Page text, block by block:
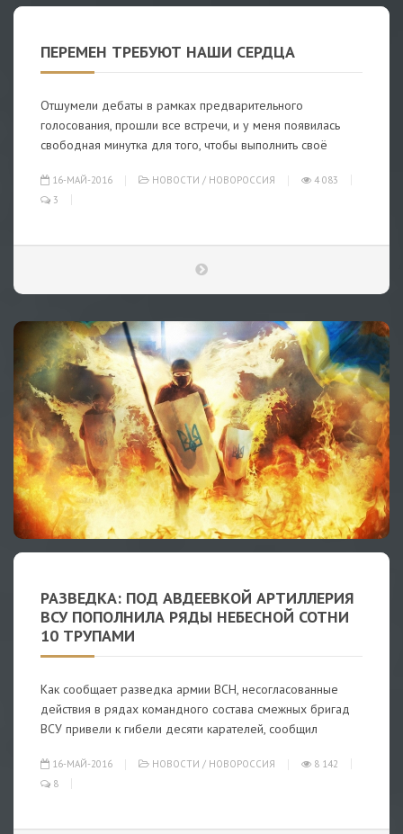
ПЕРЕМЕН ТРЕБУЮТ НАШИ СЕРДЦА
Отшумели дебаты в рамках предварительного
голосования, прошли все встречи, и у меня появилась
свободная минутка для того, чтобы выполнить своё
16-МАЙ-2016 НОВОСТИ / НОВОРОССИЯ
4 083
3
РАЗВЕДКА: ПОД АВДЕЕВКОЙ АРТИЛЛЕРИЯ
ВСУ ПОПОЛНИЛА РЯДЫ НЕБЕСНОЙ СОТНИ
10 ТРУПАМИ
Как сообщает разведка армии ВСН, несогласованные
действия в рядах командного состава смежных бригад
ВСУ привели к гибели десяти карателей, сообщил
16-МАЙ-2016 НОВОСТИ / НОВОРОССИЯ
8 142
8